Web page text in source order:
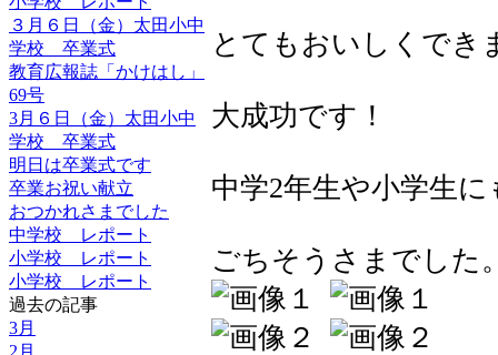
３月６日（金）太田小中
学校 卒業式
教育広報誌「かけはし」
69号
3月６日（金）太田小中
学校 卒業式
明日は卒業式です
卒業お祝い献立
おつかれさまでした
中学校 レポート
小学校 レポート
小学校 レポート
過去の記事
3月
2月
とてもおいしくでき
大成功です！
中学2年生や小学生
ごちそうさまでした